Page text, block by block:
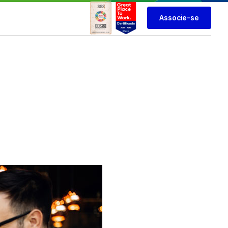
Associe-se